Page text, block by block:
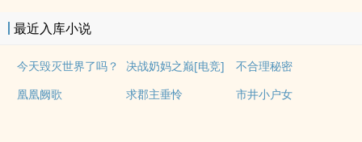
最近入库小说
今天毁灭世界了吗？ 决战奶妈之巅[电竞]
不合理秘密
凰凰阙歌
求郡主垂怜 市井小户女